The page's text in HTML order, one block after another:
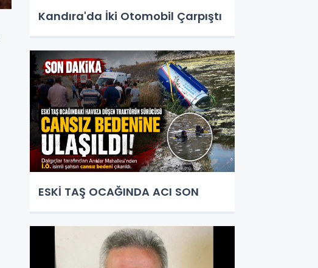
Kandıra'da İki Otomobil Çarpıştı
ESKİ TAŞ OCAĞINDA ACI SON